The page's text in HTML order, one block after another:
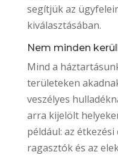
segítjük az
kiválasztásában.
Nem minden
Mind a
területeken
veszélyes
arra kijelölt
például: az
ragasztók és az